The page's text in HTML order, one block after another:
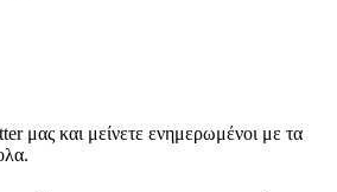
μας και μείνετε ενημερωμένοι με τα